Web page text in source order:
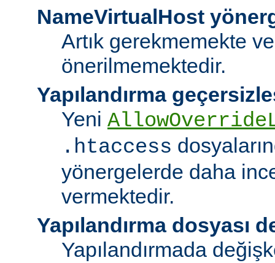
NameVirtualHost
Artık gerekmemekte ve
önerilmemektedir.
Yapılandırma
Yeni
.htaccess
yönergelerde daha
vermektedir.
Yapılandırma dosyası
Yapılandırmada